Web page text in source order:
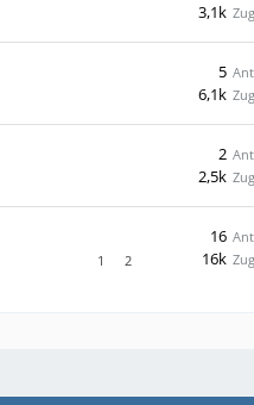
3,1k
5
6,1k
2
2,5k
1 2
16
16k